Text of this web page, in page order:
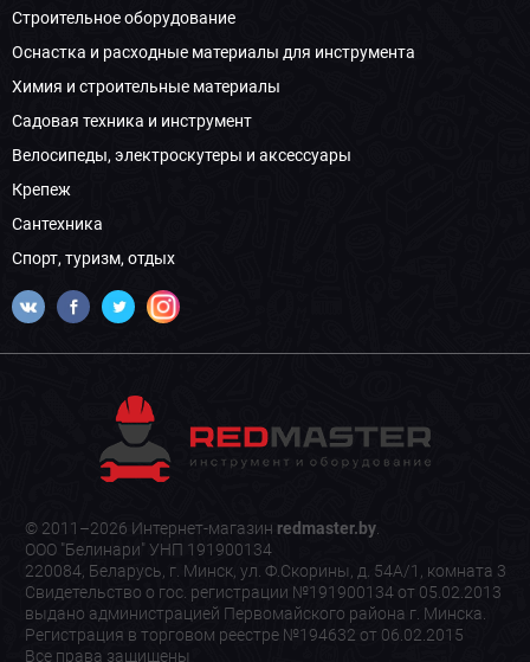
Строительное оборудование
Оснастка и расходные материалы для инструмента
Химия и строительные материалы
Садовая техника и инструмент
Велосипеды, электроскутеры и аксессуары
Крепеж
Сантехника
Спорт, туризм, отдых
© 2011–2026 Интернет-магазин redmaster.by.
ООО "Белинари" УНП 191900134
220084, Беларусь, г. Минск, ул. Ф.Скорины, д. 54А/1, комната 3
Свидетельство о гос. регистрации №191900134 от 05.02.2013
выдано администрацией Первомайского района г. Минска.
Регистрация в торговом реестре №194632 от 06.02.2015
Все права защищены